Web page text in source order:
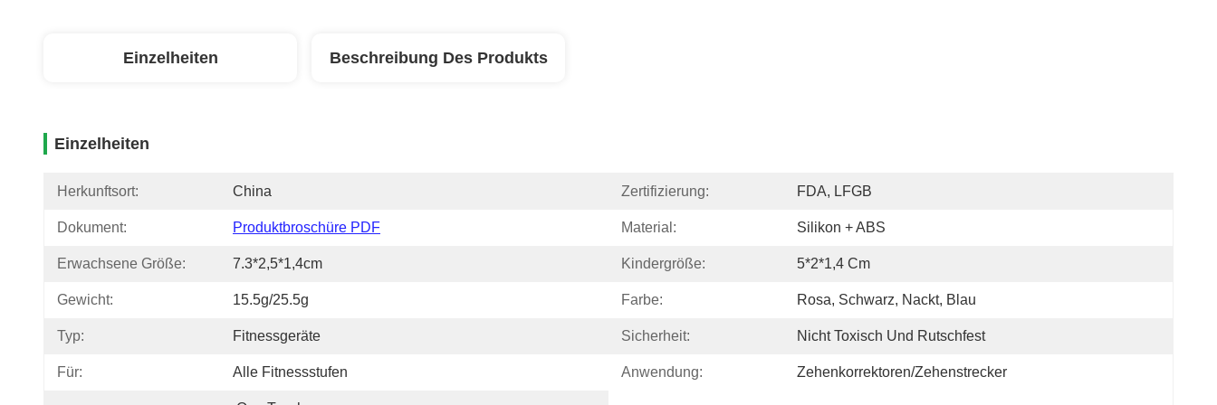
Einzelheiten Beschreibung Des Produkts
Einzelheiten
Herkunftsort: China Zertifizierung: FDA, LFGB
Dokument: Produktbroschüre PDF Material: Silikon + ABS
Erwachsene Größe: 7.3*2,5*1,4cm Kindergröße: 5*2*1,4 Cm
Gewicht: 15.5g/25.5g Farbe: Rosa, Schwarz, Nackt, Blau
Typ: Fitnessgeräte Sicherheit: Nicht Toxisch Und Rutschfest
Für: Alle Fitnessstufen Anwendung: Zehenkorrektoren/Zehenstrecker